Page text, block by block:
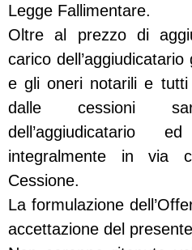
Legge Fallimentare.
Oltre al prezzo di
carico
e gli oneri notarili e
dalle cessioni
dell’aggiudicatario
integralmente in via
Cessione.
La formulazione
accettazione del